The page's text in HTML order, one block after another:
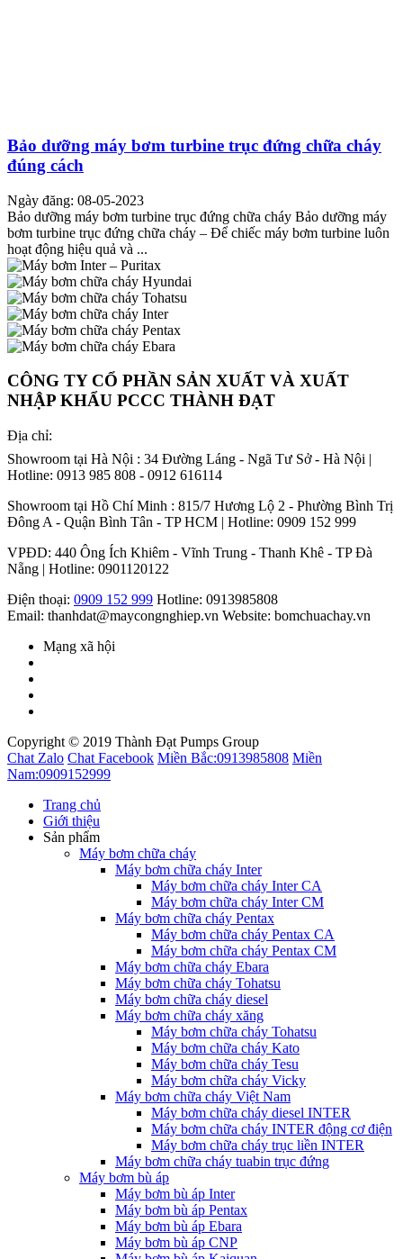
Bảo dưỡng máy bơm turbine trục đứng chữa cháy
đúng cách
Ngày đăng: 08-05-2023
Bảo dưỡng máy bơm turbine trục đứng chữa cháy Bảo dưỡng máy
bơm turbine trục đứng chữa cháy – Để chiếc máy bơm turbine luôn
hoạt động hiệu quả và ...
CÔNG TY CỔ PHẦN SẢN XUẤT VÀ XUẤT
NHẬP KHẨU PCCC THÀNH ĐẠT
Địa chỉ:
Showroom tại Hà Nội : 34 Đường Láng - Ngã Tư Sở - Hà Nội |
Hotline: 0913 985 808 - 0912 616114
Showroom tại Hồ Chí Minh : 815/7 Hương Lộ 2 - Phường Bình Trị
Đông A - Quận Bình Tân - TP HCM | Hotline: 0909 152 999
VPĐD: 440 Ông Ích Khiêm - Vĩnh Trung - Thanh Khê - TP Đà
Nẵng | Hotline: 0901120122
Điện thoại: 0909 152 999 Hotline: 0913985808
Email: thanhdat@maycongnghiep.vn Website: bomchuachay.vn
Mạng xã hội
Copyright © 2019 Thành Đạt Pumps Group
Chat Zalo Chat Facebook Miền Bắc:0913985808 Miền
Nam:0909152999
Trang chủ
Giới thiệu
Sản phẩm
Máy bơm chữa cháy
Máy bơm chữa cháy Inter
Máy bơm chữa cháy Inter CA
Máy bơm chữa cháy Inter CM
Máy bơm chữa cháy Pentax
Máy bơm chữa cháy Pentax CA
Máy bơm chữa cháy Pentax CM
Máy bơm chữa cháy Ebara
Máy bơm chữa cháy Tohatsu
Máy bơm chữa cháy diesel
Máy bơm chữa cháy xăng
Máy bơm chữa cháy Tohatsu
Máy bơm chữa cháy Kato
Máy bơm chữa cháy Tesu
Máy bơm chữa cháy Vicky
Máy bơm chữa cháy Việt Nam
Máy bơm chữa cháy diesel INTER
Máy bơm chữa cháy INTER động cơ điện
Máy bơm chữa cháy trục liền INTER
Máy bơm chữa cháy tuabin trục đứng
Máy bơm bù áp
Máy bơm bù áp Inter
Máy bơm bù áp Pentax
Máy bơm bù áp Ebara
Máy bơm bù áp CNP